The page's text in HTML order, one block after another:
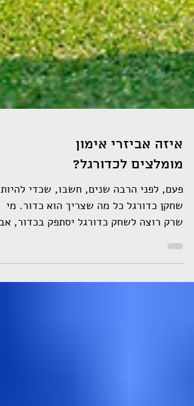
איזה אביזרי אימון
מומלצים לכדורגל?
פעם, לפני הרבה שנים, חשבו, שכדי להיות
שחקן כדורגל כל מה שצריך הוא כדור. מי
שרק רוצה לשחק כדורגל יסתפק בכדור,
מי שרוצה להיות שחקן...